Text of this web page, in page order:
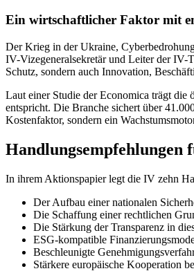
Ein wirtschaftlicher Faktor mit
Der Krieg in der Ukraine,
IV-Vizegeneralsekretär und Leiter der IV-
Schutz, sondern auch Innovation,
Laut einer Studie der Economica trägt die
entspricht. Die Branche sichert über
Kostenfaktor, sondern ein
Handlungsempfehlungen
In ihrem Aktionspapier legt die IV zehn
Der Aufbau einer nationalen
Die Schaffung einer rechtlichen
Die Stärkung der Transparenz in
ESG-kompatible
Beschleunigte
Stärkere europäische Kooperation